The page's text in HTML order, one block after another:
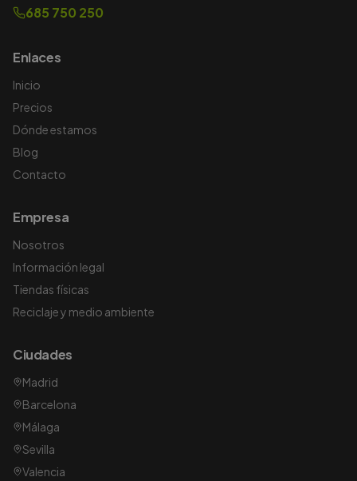
685 750 250
Enlaces
Inicio
Precios
Dónde estamos
Blog
Contacto
Empresa
Nosotros
Información legal
Tiendas físicas
Reciclaje y medio ambiente
Ciudades
Madrid
Barcelona
Málaga
Sevilla
Valencia